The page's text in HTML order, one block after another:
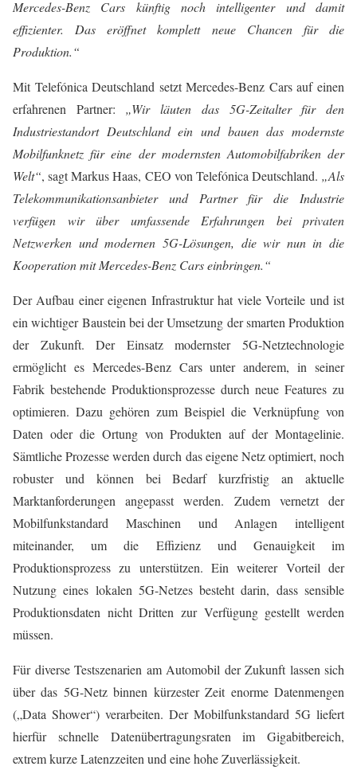
Mercedes-Benz Cars künftig noch intelligenter und damit
effizienter. Das eröffnet komplett neue Chancen für die
Produktion.“
Mit Telefónica Deutschland setzt Mercedes-Benz Cars auf einen
erfahrenen Partner: „Wir läuten das 5G-Zeitalter für den
Industriestandort Deutschland ein und bauen das modernste
Mobilfunknetz für eine der modernsten Automobilfabriken der
Welt“, sagt Markus Haas, CEO von Telefónica Deutschland. „Als
Telekommunikationsanbieter und Partner für die Industrie
verfügen wir über umfassende Erfahrungen bei privaten
Netzwerken und modernen 5G-Lösungen, die wir nun in die
Kooperation mit Mercedes-Benz Cars einbringen.“
Der Aufbau einer eigenen Infrastruktur hat viele Vorteile und ist
ein wichtiger Baustein bei der Umsetzung der smarten Produktion
der Zukunft. Der Einsatz modernster 5G-Netztechnologie
ermöglicht es Mercedes-Benz Cars unter anderem, in seiner
Fabrik bestehende Produktionsprozesse durch neue Features zu
optimieren. Dazu gehören zum Beispiel die Verknüpfung von
Daten oder die Ortung von Produkten auf der Montagelinie.
Sämtliche Prozesse werden durch das eigene Netz optimiert, noch
robuster und können bei Bedarf kurzfristig an aktuelle
Marktanforderungen angepasst werden. Zudem vernetzt der
Mobilfunkstandard Maschinen und Anlagen intelligent
miteinander, um die Effizienz und Genauigkeit im
Produktionsprozess zu unterstützen. Ein weiterer Vorteil der
Nutzung eines lokalen 5G-Netzes besteht darin, dass sensible
Produktionsdaten nicht Dritten zur Verfügung gestellt werden
müssen.
Für diverse Testszenarien am Automobil der Zukunft lassen sich
über das 5G-Netz binnen kürzester Zeit enorme Datenmengen
(„Data Shower“) verarbeiten. Der Mobilfunkstandard 5G liefert
hierfür schnelle Datenübertragungsraten im Gigabitbereich,
extrem kurze Latenzzeiten und eine hohe Zuverlässigkeit.